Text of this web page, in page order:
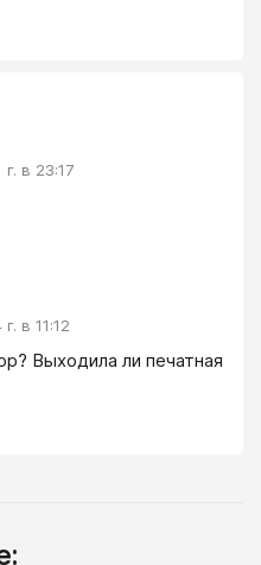
в 23:17
в 11:12
Выходила ли печатная